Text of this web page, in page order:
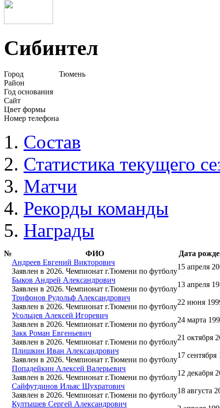
Сибинтел
Город
Тюмень
Район
Год основания
Сайт
Цвет формы
Номер телефона
Состав
Статистика текущего
Матчи
Рекорды команды
Награды
№ ФИО
Дата
Андреев Евгений Викторович
Заявлен в 2026. Чемпионат г.Тюмени по футболу
15 апреля
Быков Андрей Александрович
Заявлен в 2026. Чемпионат г.Тюмени по футболу
13 апреля
Трифонов Рудольф Александрович
Заявлен в 2026. Чемпионат г.Тюмени по футболу
22 июня
Усольцев Алексей Игоревич
Заявлен в 2026. Чемпионат г.Тюмени по футболу
24 марта
Закк Роман Евгеньевич
Заявлен в 2026. Чемпионат г.Тюмени по футболу
21 октября
Плишкин Иван Александрович
Заявлен в 2026. Чемпионат г.Тюмени по футболу
17 сентября
Попадейкин Алексей Валерьевич
Заявлен в 2026. Чемпионат г.Тюмени по футболу
12 декабря
Сайфутдинов Ильяс Шухратович
Заявлен в 2026. Чемпионат г.Тюмени по футболу
18 августа
Култышев Сергей Александрович